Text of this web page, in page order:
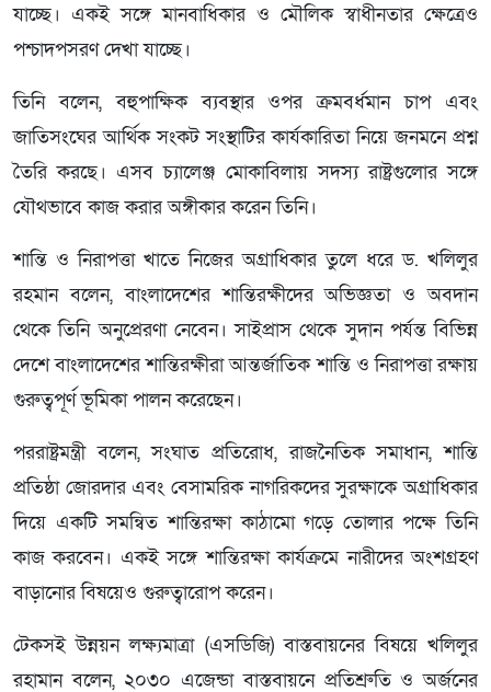
যাচ্ছে। একই সঙ্গে মানবাধিকার ও মৌলিক স্বাধীনতার ক্ষেত্রেও
পশ্চাদপসরণ দেখা যাচ্ছে।
তিনি বলেন, বহুপাক্ষিক ব্যবস্থার ওপর ক্রমবর্ধমান চাপ এবং
জাতিসংঘের আর্থিক সংকট সংস্থাটির কার্যকারিতা নিয়ে জনমনে প্রশ্ন
তৈরি করছে। এসব চ্যালেঞ্জ মোকাবিলায় সদস্য রাষ্ট্রগুলোর সঙ্গে
যৌথভাবে কাজ করার অঙ্গীকার করেন তিনি।
শান্তি ও নিরাপত্তা খাতে নিজের অগ্রাধিকার তুলে ধরে ড. খলিলুর
রহমান বলেন, বাংলাদেশের শান্তিরক্ষীদের অভিজ্ঞতা ও অবদান
থেকে তিনি অনুপ্রেরণা নেবেন। সাইপ্রাস থেকে সুদান পর্যন্ত বিভিন্ন
দেশে বাংলাদেশের শান্তিরক্ষীরা আন্তর্জাতিক শান্তি ও নিরাপত্তা রক্ষায়
গুরুত্বপূর্ণ ভূমিকা পালন করেছেন।
পররাষ্ট্রমন্ত্রী বলেন, সংঘাত প্রতিরোধ, রাজনৈতিক সমাধান, শান্তি
প্রতিষ্ঠা জোরদার এবং বেসামরিক নাগরিকদের সুরক্ষাকে অগ্রাধিকার
দিয়ে একটি সমন্বিত শান্তিরক্ষা কাঠামো গড়ে তোলার পক্ষে তিনি
কাজ করবেন। একই সঙ্গে শান্তিরক্ষা কার্যক্রমে নারীদের অংশগ্রহণ
বাড়ানোর বিষয়েও গুরুত্বারোপ করেন।
টেকসই উন্নয়ন লক্ষ্যমাত্রা (এসডিজি) বাস্তবায়নের বিষয়ে খলিলুর
রহামান বলেন, ২০৩০ এজেন্ডা বাস্তবায়নে প্রতিশ্রুতি ও অর্জনের